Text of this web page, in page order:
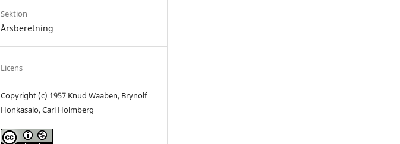
Sektion
Årsberetning
Licens
Copyright (c) 1957 Knud Waaben, Brynolf
Honkasalo, Carl Holmberg